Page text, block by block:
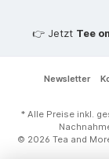
👉 Jetzt Tee
Newsletter
* Alle Preise inkl.
© 2026 Tea and